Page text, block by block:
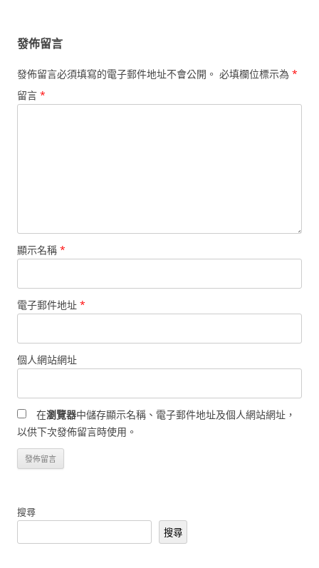
發佈留言
發佈留言必須填寫的電子郵件地址不會公開。 必填欄位標示為 *
留言 *
顯示名稱 *
電子郵件地址 *
個人網站網址
在瀏覽器中儲存顯示名稱、電子郵件地址及個人網站網址，
以供下次發佈留言時使用。
搜尋
搜尋